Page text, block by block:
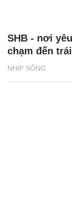
NHỊP SỐNG
SHB - nơi
chạm đến